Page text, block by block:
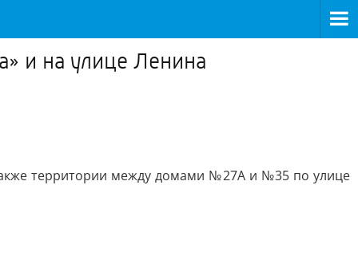
и на улице Ленина
территории между домами №27А и №35 по улице